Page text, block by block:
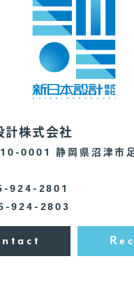
計株式会社
0001 静岡県沼津市
924-2801
924-2803